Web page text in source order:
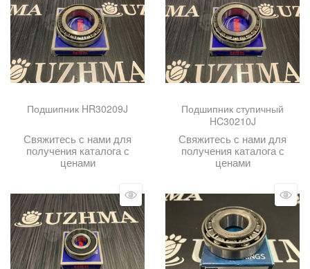
Подшипник HR30209J
Свяжитесь с нами для
получения каталога с
ценами
Подшипник ступичный
HC30210J
Свяжитесь с нами для
получения каталога с
ценами